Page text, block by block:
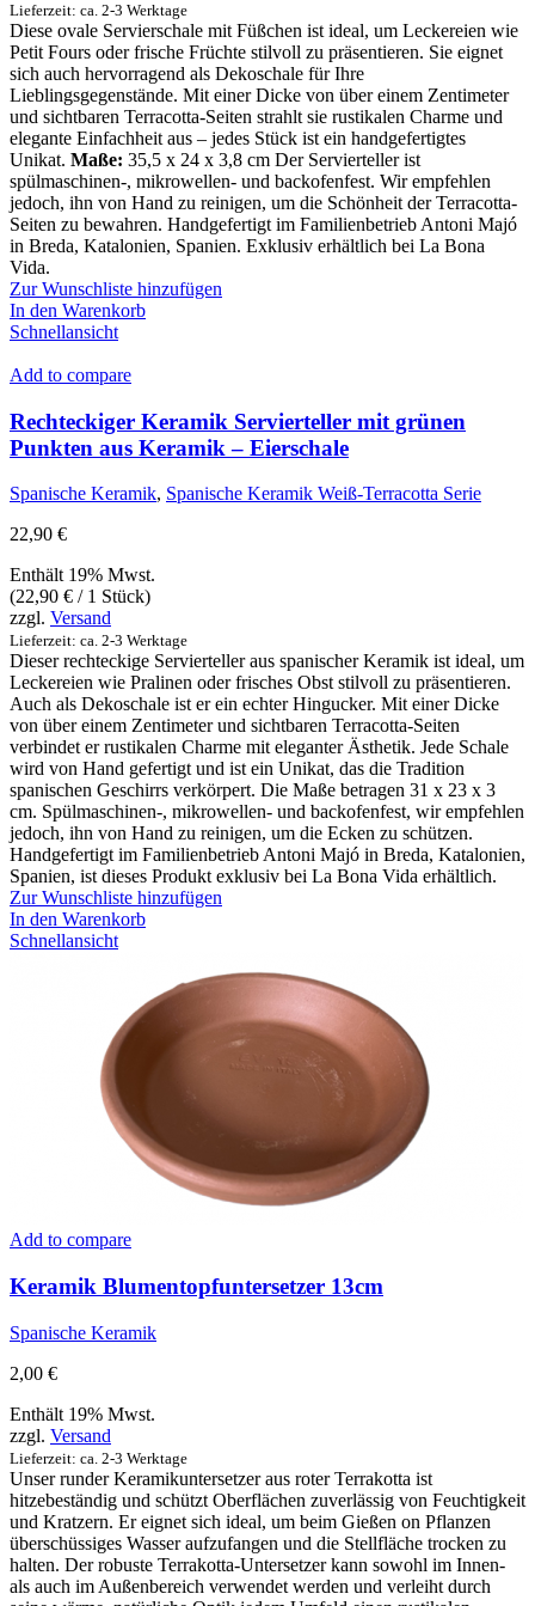
Lieferzeit: ca. 2-3 Werktage
Diese ovale Servierschale mit Füßchen ist ideal, um Leckereien wie
Petit Fours oder frische Früchte stilvoll zu präsentieren. Sie eignet
sich auch hervorragend als Dekoschale für Ihre
Lieblingsgegenstände. Mit einer Dicke von über einem Zentimeter
und sichtbaren Terracotta-Seiten strahlt sie rustikalen Charme und
elegante Einfachheit aus – jedes Stück ist ein handgefertigtes
Unikat. Maße: 35,5 x 24 x 3,8 cm Der Servierteller ist
spülmaschinen-, mikrowellen- und backofenfest. Wir empfehlen
jedoch, ihn von Hand zu reinigen, um die Schönheit der Terracotta-
Seiten zu bewahren. Handgefertigt im Familienbetrieb Antoni Majó
in Breda, Katalonien, Spanien. Exklusiv erhältlich bei La Bona
Vida.
Zur Wunschliste hinzufügen
In den Warenkorb
Schnellansicht
Add to compare
Rechteckiger Keramik Servierteller mit grünen
Punkten aus Keramik – Eierschale
Spanische Keramik, Spanische Keramik Weiß-Terracotta Serie
22,90 €
Enthält 19% Mwst.
(22,90 € / 1 Stück)
zzgl. Versand
Lieferzeit: ca. 2-3 Werktage
Dieser rechteckige Servierteller aus spanischer Keramik ist ideal, um
Leckereien wie Pralinen oder frisches Obst stilvoll zu präsentieren.
Auch als Dekoschale ist er ein echter Hingucker. Mit einer Dicke
von über einem Zentimeter und sichtbaren Terracotta-Seiten
verbindet er rustikalen Charme mit eleganter Ästhetik. Jede Schale
wird von Hand gefertigt und ist ein Unikat, das die Tradition
spanischen Geschirrs verkörpert. Die Maße betragen 31 x 23 x 3
cm. Spülmaschinen-, mikrowellen- und backofenfest, wir empfehlen
jedoch, ihn von Hand zu reinigen, um die Ecken zu schützen.
Handgefertigt im Familienbetrieb Antoni Majó in Breda, Katalonien,
Spanien, ist dieses Produkt exklusiv bei La Bona Vida erhältlich.
Zur Wunschliste hinzufügen
In den Warenkorb
Schnellansicht
Add to compare
Keramik Blumentopfuntersetzer 13cm
Spanische Keramik
2,00 €
Enthält 19% Mwst.
zzgl. Versand
Lieferzeit: ca. 2-3 Werktage
Unser runder Keramikuntersetzer aus roter Terrakotta ist
hitzebeständig und schützt Oberflächen zuverlässig von Feuchtigkeit
und Kratzern. Er eignet sich ideal, um beim Gießen on Pflanzen
überschüssiges Wasser aufzufangen und die Stellfläche trocken zu
halten. Der robuste Terrakotta-Untersetzer kann sowohl im Innen-
als auch im Außenbereich verwendet werden und verleiht durch